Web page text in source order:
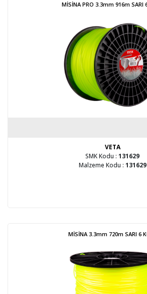
MİSİNA PRO 3.3mm 916m SARI
VETA
SMK Kodu : 131629
Malzeme Kodu : 131629
MİSİNA 3.3mm 720m SARI 6